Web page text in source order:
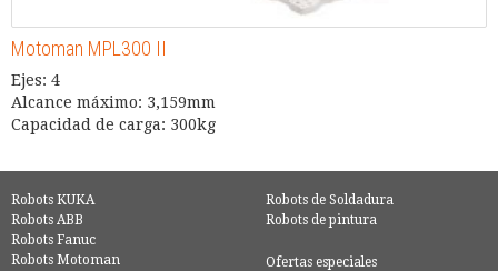
Motoman MPL300 II
Ejes: 4
Alcance máximo: 3,159mm
Capacidad de carga: 300kg
Robots KUKA
Robots ABB
Robots Fanuc
Robots Motoman
Robots de Soldadura
Robots de pintura
Ofertas especiales